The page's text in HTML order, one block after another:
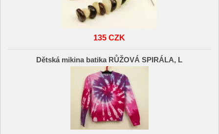
135 CZK
Dětská mikina batika RŮŽOVÁ SPIRÁLA, L